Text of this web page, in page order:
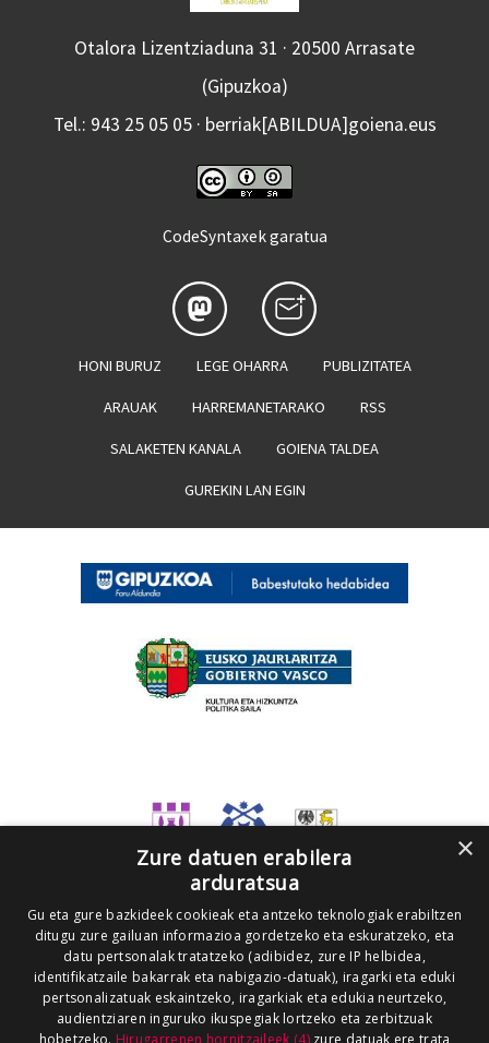
Otalora Lizentziaduna 31 · 20500 Arrasate
(Gipuzkoa)
Tel.: 943 25 05 05 · berriak[ABILDUA]goiena.eus
CodeSyntaxek garatua
HONI BURUZ LEGE OHARRA PUBLIZITATEA
ARAUAK HARREMANETARAKO RSS
SALAKETEN KANALA GOIENA TALDEA
GUREKIN LAN EGIN
×
Zure datuen erabilera
arduratsua
Gu eta gure bazkideek cookieak eta antzeko teknologiak erabiltzen
ditugu zure gailuan informazioa gordetzeko eta eskuratzeko, eta
datu pertsonalak tratatzeko (adibidez, zure IP helbidea,
identifikatzaile bakarrak eta nabigazio-datuak), iragarki eta eduki
pertsonalizatuak eskaintzeko, iragarkiak eta edukia neurtzeko,
audientziaren inguruko ikuspegiak lortzeko eta zerbitzuak
hobetzeko. Hirugarrenen hornitzaileek (4)zure datuak ere trata